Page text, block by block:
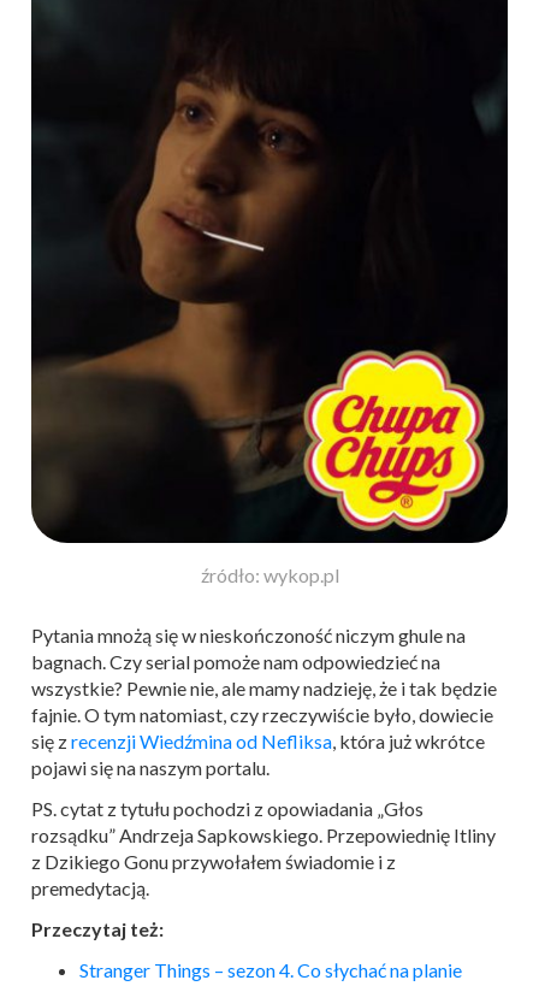
źródło: wykop.pl
Pytania mnożą się w nieskończoność niczym ghule na
bagnach. Czy serial pomoże nam odpowiedzieć na
wszystkie? Pewnie nie, ale mamy nadzieję, że i tak będzie
fajnie. O tym natomiast, czy rzeczywiście było, dowiecie
się zrecenzji Wiedźmina od Nefliksa, która już wkrótce
pojawi się na naszym portalu.
PS. cytat z tytułu pochodzi z opowiadania „Głos
rozsądku” Andrzeja Sapkowskiego. Przepowiednię Itliny
z Dzikiego Gonu przywołałem świadomie i z
premedytacją.
Przeczytaj też:
Stranger Things – sezon 4. Co słychać na planie